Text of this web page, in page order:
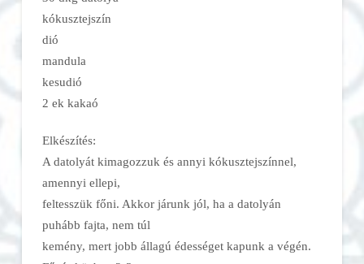
kókusztejszín
dió
mandula
kesudió
2 ek kakaó
Elkészítés:
A datolyát kimagozzuk és annyi kókusztejszínnel,
amennyi ellepi,
feltesszük főni. Akkor járunk jól, ha a datolyán
puhább fajta, nem túl
kemény, mert jobb állagú édességet kapunk a végén.